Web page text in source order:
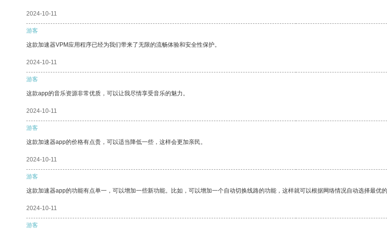
2024-10-11
游客
这款加速器VPM应用程序已经为我们带来了无限的流畅体验和安全性保护。
2024-10-11
游客
这款app的音乐资源非常优质，可以让我尽情享受音乐的魅力。
2024-10-11
游客
这款加速器app的价格有点贵，可以适当降低一些，这样会更加亲民。
2024-10-11
游客
这款加速器app的功能有点单一，可以增加一些新功能。比如，可以增加一个自动切换线路的功能，这样就可以根据网络情况自动选择最优
2024-10-11
游客